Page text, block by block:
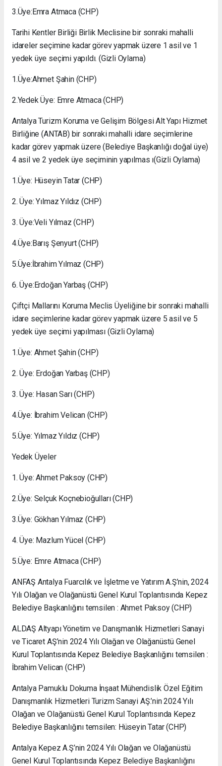
3.Üye:Emra Atmaca (CHP)
Tarihi Kentler Birliği Birlik Meclisine bir sonraki mahalli
idareler seçimine kadar görev yapmak üzere 1 asil ve 1
yedek üye seçimi yapıldı. (Gizli Oylama)
1.Üye:Ahmet Şahin (CHP)
2.Yedek Üye: Emre Atmaca (CHP)
Antalya Turizm Koruma ve Gelişim Bölgesi Alt Yapı Hizmet
Birliğine (ANTAB) bir sonraki mahalli idare seçimlerine
kadar görev yapmak üzere (Belediye Başkanlığı doğal üye)
4 asil ve 2 yedek üye seçiminin yapılmas ı(Gizli Oylama)
1.Üye: Hüseyin Tatar (CHP)
2. Üye: Yılmaz Yıldız (CHP)
3. Üye:Veli Yılmaz (CHP)
4.Üye:Barış Şenyurt (CHP)
5.Üye:İbrahim Yılmaz (CHP)
6. Üye:Erdoğan Yarbaş (CHP)
Çiftçi Mallarını Koruma Meclis Üyeliğine bir sonraki mahalli
idare seçimlerine kadar görev yapmak üzere 5 asil ve 5
yedek üye seçimi yapılması (Gizli Oylama)
1.Üye: Ahmet Şahin (CHP)
2. Üye: Erdoğan Yarbaş (CHP)
3. Üye: Hasan Sarı (CHP)
4.Üye: İbrahim Velican (CHP)
5.Üye: Yılmaz Yıldız (CHP)
Yedek Üyeler
1. Üye: Ahmet Paksoy (CHP)
2.Üye: Selçuk Koçnebioğulları (CHP)
3.Üye: Gökhan Yılmaz (CHP)
4. Üye: Mazlum Yücel (CHP)
5.Üye: Emre Atmaca (CHP)
ANFAŞ Antalya Fuarcılık ve İşletme ve Yatırım A.Ş’nin, 2024
Yılı Olağan ve Olağanüstü Genel Kurul Toplantısında Kepez
Belediye Başkanlığını temsilen : Ahmet Paksoy (CHP)
ALDAŞ Altyapı Yönetim ve Danışmanlık Hizmetleri Sanayi
ve Ticaret AŞ’nin 2024 Yılı Olağan ve Olağanüstü Genel
Kurul Toplantısında Kepez Belediye Başkanlığını temsilen :
İbrahim Velican (CHP)
Antalya Pamuklu Dokuma İnşaat Mühendislik Özel Eğitim
Danışmanlık Hizmetleri Turizm Sanayi AŞ.’nin 2024 Yılı
Olağan ve Olağanüstü Genel Kurul Toplantısında Kepez
Belediye Başkanlığını temsilen: Hüseyin Tatar (CHP)
Antalya Kepez A.Ş’nin 2024 Yılı Olağan ve Olağanüstü
Genel Kurul Toplantısında Kepez Belediye Başkanlığını